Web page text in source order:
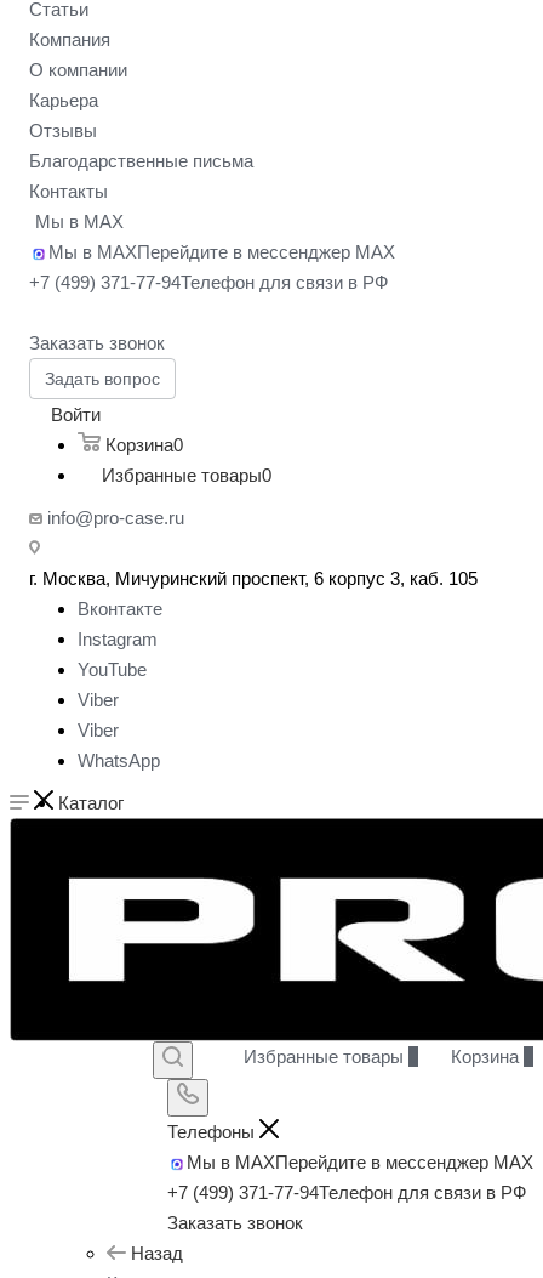
Статьи
Компания
О компании
Карьера
Отзывы
Благодарственные письма
Контакты
Мы в MAX
Мы в MAXПерейдите в мессенджер MAX
+7 (499) 371-77-94Телефон для связи в РФ
Заказать звонок
Задать вопрос
Войти
Корзина0
Избранные товары0
info@pro-case.ru
г. Москва, Мичуринский проспект, 6 корпус 3, каб. 105
Вконтакте
Instagram
YouTube
Viber
Viber
WhatsApp
Избранные товары Корзина
Телефоны
Мы в MAXПерейдите в мессенджер MAX
+7 (499) 371-77-94Телефон для связи в РФ
Заказать звонок
Каталог
Назад